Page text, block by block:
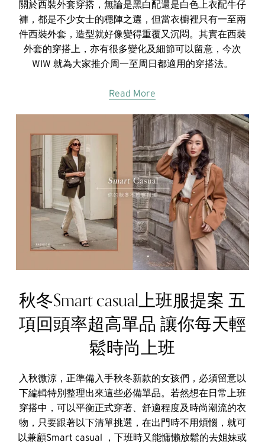
關於西裝外套穿搭，無論是黑白配還是白色上衣配牛仔
褲，都是不少女士的穩陣之選，但當衣櫥裡只有一至兩
件西裝外套，造型就好像變得重覆又沉悶。其實在西裝
外套的穿搭上，亦有很多變化及細節可以留意，今次
WIW 就為大家推介周一至周日都適用的穿搭法。
Read More
秋冬Smart casual上班服提案 五
項回頭率超高單品 讓你每天輕
鬆時尚上班
入秋微涼，正準備入手秋冬新款的女孩們，必須留意以
下編輯特別整理出來這些必備單品。若然想在日常上班
穿搭中，可以平衡正式穿著、舒適程度及時尚潮流的衣
物，只要跟著以下清單挑選，在出門時不用煩惱，就可
以兼顧Smart casual ，下班時又能慵懶放鬆的去姐妹或